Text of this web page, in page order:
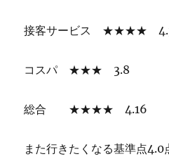
接客サービス ★★★★
コスパ ★★★ 3.8
総合 ★★★★ 4.16
また行きたくなる基準点